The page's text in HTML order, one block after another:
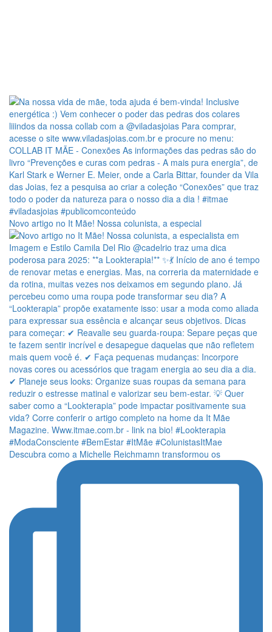
Novo artigo no It Mãe! Nossa colunista, a especial
Descubra como a Michelle Reichmamn transformou os